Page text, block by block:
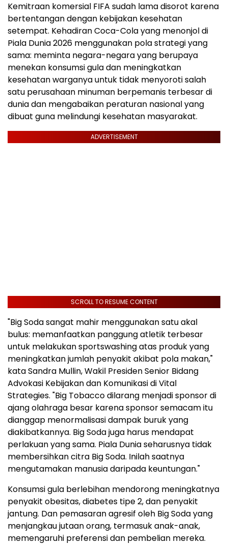
Kemitraan komersial FIFA sudah lama disorot karena
bertentangan dengan kebijakan kesehatan
setempat. Kehadiran Coca-Cola yang menonjol di
Piala Dunia 2026 menggunakan pola strategi yang
sama: meminta negara-negara yang berupaya
menekan konsumsi gula dan meningkatkan
kesehatan warganya untuk tidak menyoroti salah
satu perusahaan minuman berpemanis terbesar di
dunia dan mengabaikan peraturan nasional yang
dibuat guna melindungi kesehatan masyarakat.
ADVERTISEMENT
SCROLL TO RESUME CONTENT
"Big Soda sangat mahir menggunakan satu akal
bulus: memanfaatkan panggung atletik terbesar
untuk melakukan sportswashing atas produk yang
meningkatkan jumlah penyakit akibat pola makan,"
kata Sandra Mullin, Wakil Presiden Senior Bidang
Advokasi Kebijakan dan Komunikasi di Vital
Strategies. "Big Tobacco dilarang menjadi sponsor di
ajang olahraga besar karena sponsor semacam itu
dianggap menormalisasi dampak buruk yang
diakibatkannya. Big Soda juga harus mendapat
perlakuan yang sama. Piala Dunia seharusnya tidak
membersihkan citra Big Soda. Inilah saatnya
mengutamakan manusia daripada keuntungan."
Konsumsi gula berlebihan mendorong meningkatnya
penyakit obesitas, diabetes tipe 2, dan penyakit
jantung. Dan pemasaran agresif oleh Big Soda yang
menjangkau jutaan orang, termasuk anak-anak,
memengaruhi preferensi dan pembelian mereka.